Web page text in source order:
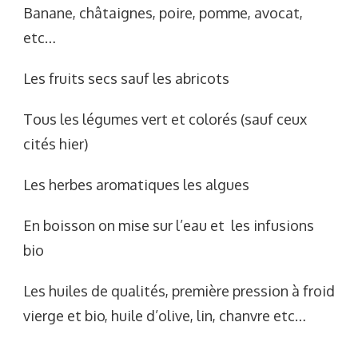
Banane, châtaignes, poire, pomme, avocat,
etc…
Les fruits secs sauf les abricots
Tous les légumes vert et colorés (sauf ceux
cités hier)
Les herbes aromatiques les algues
En boisson on mise sur l’eau et les infusions
bio
Les huiles de qualités, première pression à froid
vierge et bio, huile d’olive, lin, chanvre etc…